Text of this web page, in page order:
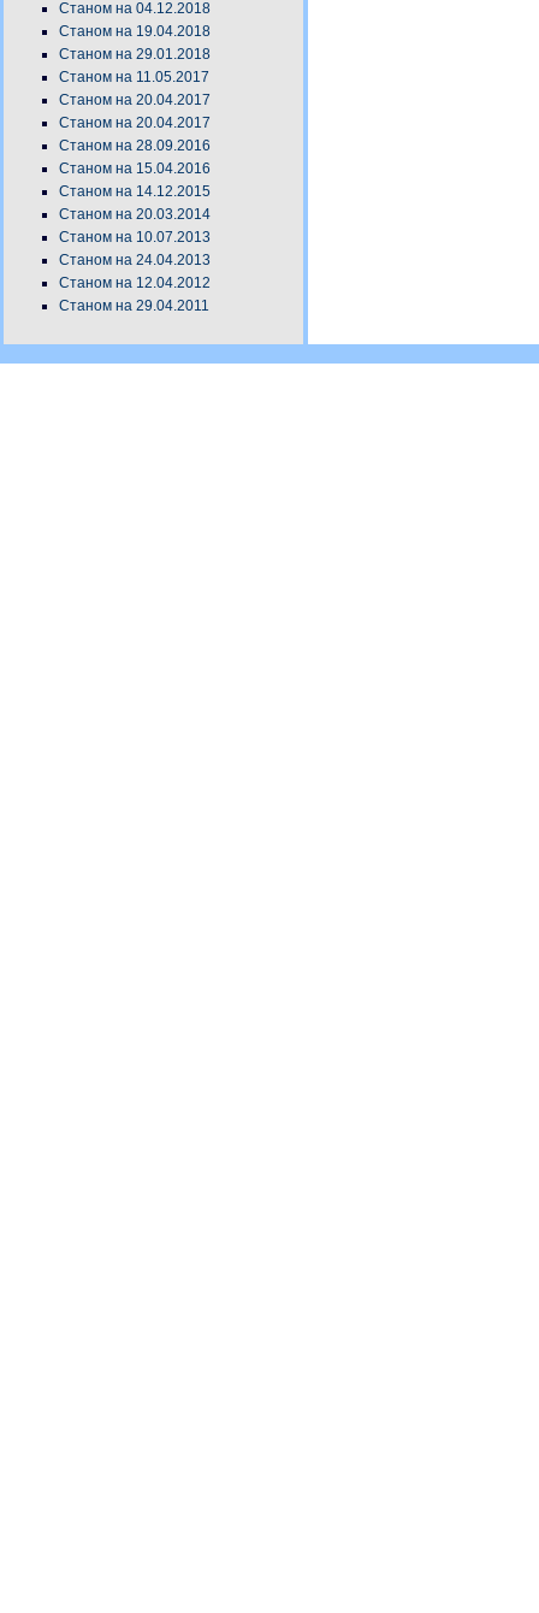
Станом на 04.12.2018
Станом на 19.04.2018
Станом на 29.01.2018
Станом на 11.05.2017
Станом на 20.04.2017
Станом на 20.04.2017
Станом на 28.09.2016
Станом на 15.04.2016
Станом на 14.12.2015
Станом на 20.03.2014
Станом на 10.07.2013
Станом на 24.04.2013
Станом на 12.04.2012
Станом на 29.04.2011